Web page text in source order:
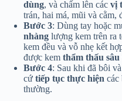
dùng, và chấm lên các vị
trán, hai má, mũi và cằm,
Bước 3: Dùng tay hoặc
nhàng lượng kem trên ra
kem đều và vỗ nhẹ kết
được kem thẩm thấu sâu
Bước 4: Sau khi đã bôi
cứ tiếp tục thực hiện các
thường.